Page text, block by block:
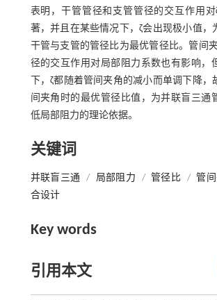
表明，干管管径和支管管径的交互作用对
著，并且在某些情况下，ζ会出现极小值，
干管与支管的管径比为最优管径比。管间
径的交互作用对局部阻力系数也有影响，
下，ζ都随着管间夹角的减小而单调下降，
间夹角时的最优管径比值，为并联盲三通
低局部阻力的理论依据。
关键词
并联盲三通 / 局部阻力 / 管径比 / 管
合设计
Key words
引用本文